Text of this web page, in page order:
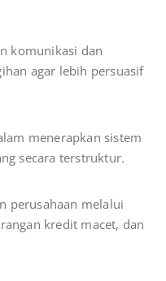
komunikasi dan
agar lebih persuasif
menerapkan sistem
secara terstruktur.
perusahaan melalui
kredit macet, dan